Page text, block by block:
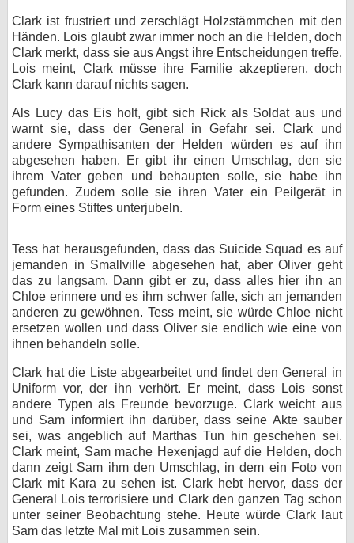
Clark ist frustriert und zerschlägt Holzstämmchen mit den
Händen. Lois glaubt zwar immer noch an die Helden, doch
Clark merkt, dass sie aus Angst ihre Entscheidungen treffe.
Lois meint, Clark müsse ihre Familie akzeptieren, doch
Clark kann darauf nichts sagen.
Als Lucy das Eis holt, gibt sich Rick als Soldat aus und
warnt sie, dass der General in Gefahr sei. Clark und
andere Sympathisanten der Helden würden es auf ihn
abgesehen haben. Er gibt ihr einen Umschlag, den sie
ihrem Vater geben und behaupten solle, sie habe ihn
gefunden. Zudem solle sie ihren Vater ein Peilgerät in
Form eines Stiftes unterjubeln.
Tess hat herausgefunden, dass das Suicide Squad es auf
jemanden in Smallville abgesehen hat, aber Oliver geht
das zu langsam. Dann gibt er zu, dass alles hier ihn an
Chloe erinnere und es ihm schwer falle, sich an jemanden
anderen zu gewöhnen. Tess meint, sie würde Chloe nicht
ersetzen wollen und dass Oliver sie endlich wie eine von
ihnen behandeln solle.
Clark hat die Liste abgearbeitet und findet den General in
Uniform vor, der ihn verhört. Er meint, dass Lois sonst
andere Typen als Freunde bevorzuge. Clark weicht aus
und Sam informiert ihn darüber, dass seine Akte sauber
sei, was angeblich auf Marthas Tun hin geschehen sei.
Clark meint, Sam mache Hexenjagd auf die Helden, doch
dann zeigt Sam ihm den Umschlag, in dem ein Foto von
Clark mit Kara zu sehen ist. Clark hebt hervor, dass der
General Lois terrorisiere und Clark den ganzen Tag schon
unter seiner Beobachtung stehe. Heute würde Clark laut
Sam das letzte Mal mit Lois zusammen sein.